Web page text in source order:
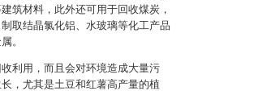
筑材料，此外还可用于回收煤炭，
取结晶氯化铝、水玻璃等化工产品
。
利用，而且会对环境造成大量污
，尤其是土豆和红薯高产量的植